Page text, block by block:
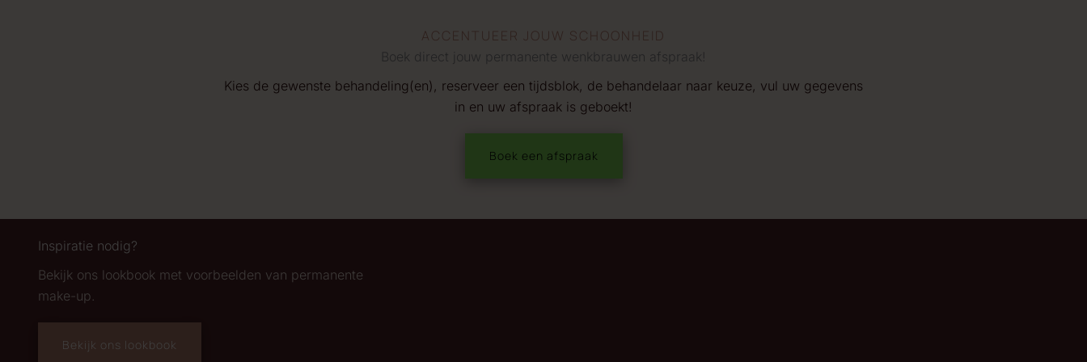
ACCENTUEER JOUW SCHOONHEID
Boek direct jouw permanente wenkbrauwen afspraak!
Kies de gewenste behandeling(en), reserveer een tijdsblok, de behandelaar naar keuze, vul uw gegevens
in en uw afspraak is geboekt!
Boek een afspraak
Inspiratie nodig?
Bekijk ons lookbook met voorbeelden van permanente
make-up.
Bekijk ons lookbook